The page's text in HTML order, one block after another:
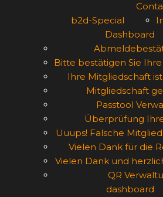
b2d-Special
Dashboard
Bitte bestätigen Sie Ihre
Ihre Mitgliedschaft
Mitgliedschaft
Passtool
Überprüfung
Uuups! Falsche
Vielen Dank für die
Vielen Dank und
QR
dashboard